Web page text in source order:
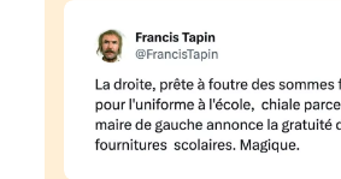
EMAIL *
PASSWORD*
Quelques
tweets